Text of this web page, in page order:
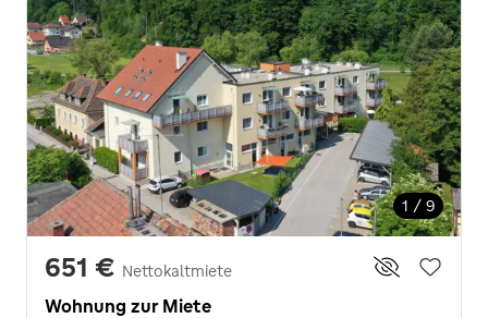
1 / 9
651 € Nettokaltmiete
Wohnung zur Miete